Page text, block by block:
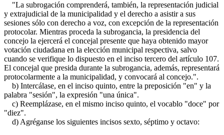
"La subrogación comprenderá, también, la representación judicial
y extrajudicial de la municipalidad y el derecho a asistir a sus
sesiones sólo con derecho a voz, con excepción de la representación
protocolar. Mientras proceda la subrogancia, la presidencia del
concejo la ejercerá el concejal presente que haya obtenido mayor
votación ciudadana en la elección municipal respectiva, salvo
cuando se verifique lo dispuesto en el inciso tercero del artículo 107.
El concejal que presida durante la subrogancia, además, representará
protocolarmente a la municipalidad, y convocará al concejo.".
b) Intercálase, en el inciso quinto, entre la preposición "en" y la
palabra "sesión", la expresión "una única".
c) Reemplázase, en el mismo inciso quinto, el vocablo "doce" por
"diez".
d) Agréganse los siguientes incisos sexto, séptimo y octavo: